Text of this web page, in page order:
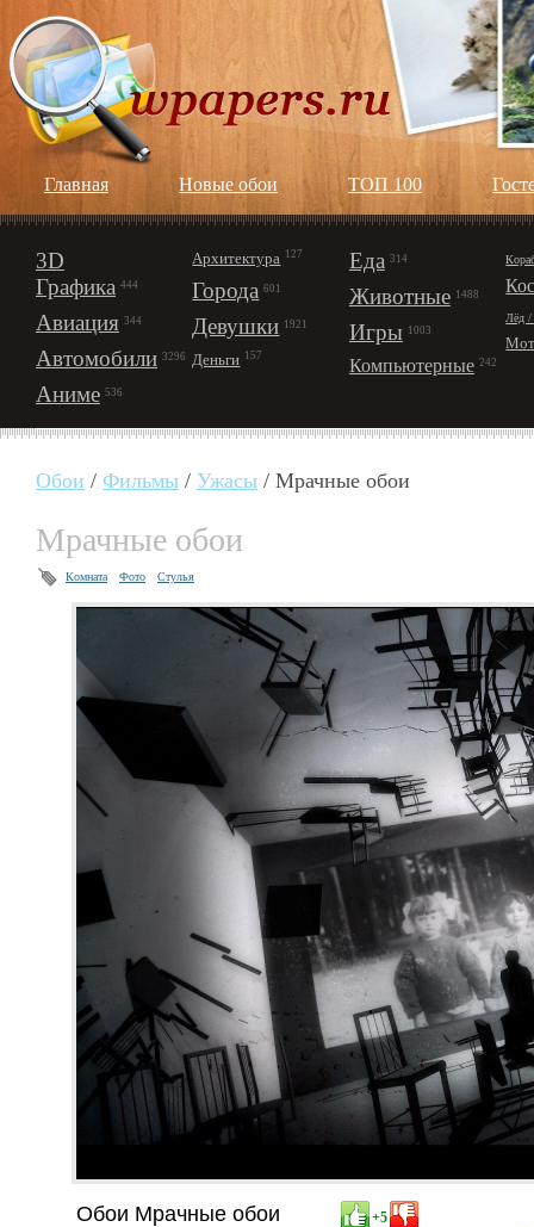
Главная Новые обои ТОП 100
3D
Графика 444
Авиация 344
Автомобили 3296
Аниме 536
Архитектура 127
Города 601
Девушки 1921
Деньги 157
Еда 314
Животные 1488
Игры 1003
Компьютерные 242
Лёд
Обои / Фильмы / Ужасы / Мрачные обои
Мрачные обои
Комната Фото Стулья
Обои Мрачные обои +5